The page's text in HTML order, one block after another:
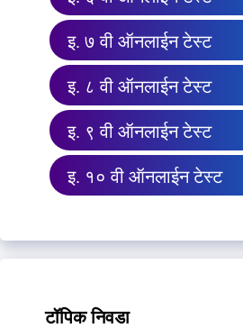
इ. ७ वी ऑनलाईन टेस्ट
इ. ८ वी ऑनलाईन टेस्ट
इ. ९ वी ऑनलाईन टेस्ट
इ. १० वी ऑनलाईन टेस्ट
टॉपिक निवडा